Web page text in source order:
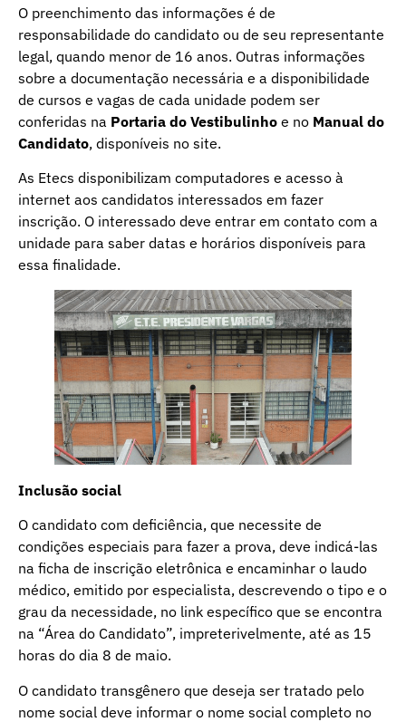
O preenchimento das informações é de
responsabilidade do candidato ou de seu representante
legal, quando menor de 16 anos. Outras informações
sobre a documentação necessária e a disponibilidade
de cursos e vagas de cada unidade podem ser
conferidas na Portaria do Vestibulinho e no Manual do
Candidato, disponíveis no site.
As Etecs disponibilizam computadores e acesso à
internet aos candidatos interessados em fazer
inscrição. O interessado deve entrar em contato com a
unidade para saber datas e horários disponíveis para
essa finalidade.
Inclusão social
O candidato com deficiência, que necessite de
condições especiais para fazer a prova, deve indicá-las
na ficha de inscrição eletrônica e encaminhar o laudo
médico, emitido por especialista, descrevendo o tipo e o
grau da necessidade, no link específico que se encontra
na “Área do Candidato”, impreterivelmente, até as 15
horas do dia 8 de maio.
O candidato transgênero que deseja ser tratado pelo
nome social deve informar o nome social completo no